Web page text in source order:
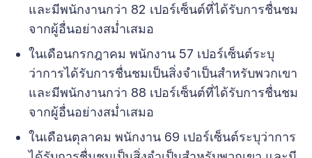
และมีพนักงานกว่า 82 เปอร์เซ็นต์ที่ได้รับการชื่นชม
จากผู้อื่นอย่างสม่ำเสมอ
ในเดือนกรกฎาคม พนักงาน 57 เปอร์เซ็นต์ระบุ
ว่าการได้รับการชื่นชมเป็นสิ่งจำเป็นสำหรับพวกเขา
และมีพนักงานกว่า 88 เปอร์เซ็นต์ที่ได้รับการชื่นชม
จากผู้อื่นอย่างสม่ำเสมอ
ในเดือนตุลาคม พนักงาน 69 เปอร์เซ็นต์ระบุว่าการ